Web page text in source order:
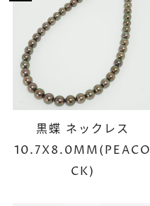
黒蝶 ネックレス
10.7X8.0MM(PEACO
CK)